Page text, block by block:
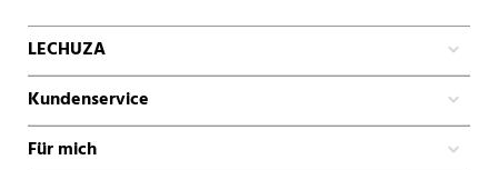
LECHUZA
Kundenservice
Für mich